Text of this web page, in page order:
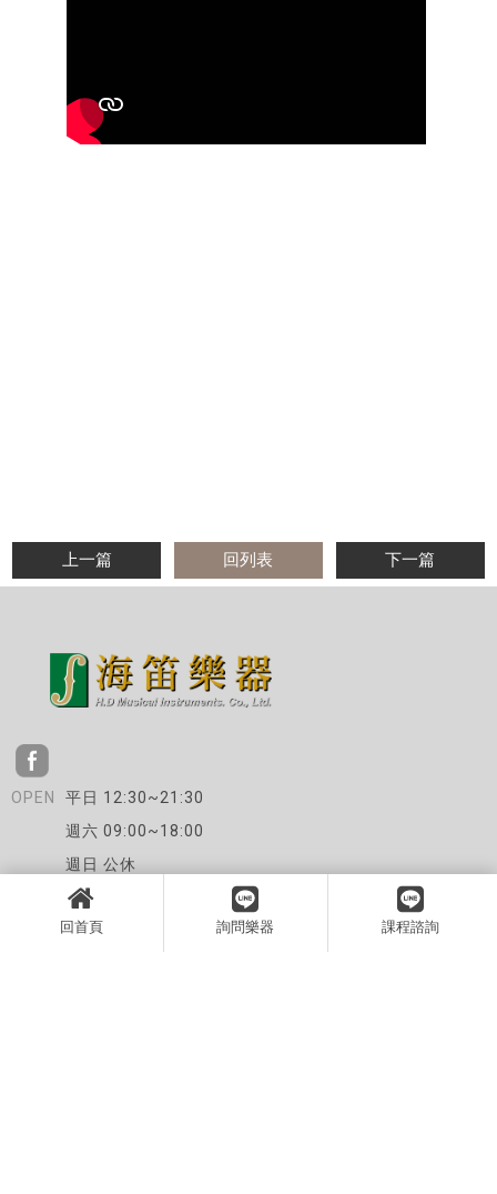
上一篇 回列表 下一篇
回首頁 詢問樂器 課程諮詢
平日 12:30~21:30
週六 09:00~18:00
週日 公休
0422421248
77631286｜海笛樂器行